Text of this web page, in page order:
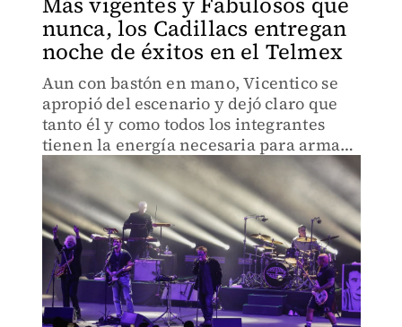
nunca, los Cadillacs entregan
noche de éxitos en el Telmex
Aun con bastón en mano, Vicentico se
apropió del escenario y dejó claro que
tanto él y como todos los integrantes
tienen la energía necesaria para armar
la fiesta en grande.